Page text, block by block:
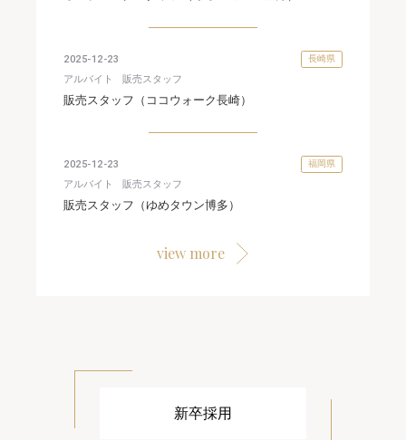
2025-12-23 長崎県
アルバイト 販売スタッフ
販売スタッフ（ココウォーク長崎）
2025-12-23 福岡県
アルバイト 販売スタッフ
販売スタッフ（ゆめタウン博多）
view more
新卒採用